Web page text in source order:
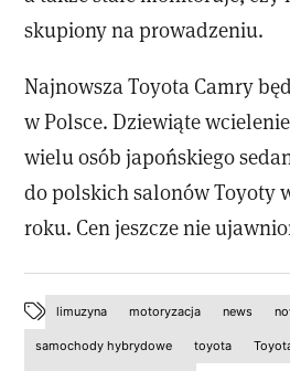
skupiony na prowadzeniu.
Najnowsza Toyota Camry
w Polsce. Dziewiąte
wielu osób japońskiego
do polskich salonów Toyoty
roku. Cen jeszcze nie
limuzyna motoryzacja news
samochody hybrydowe toyota